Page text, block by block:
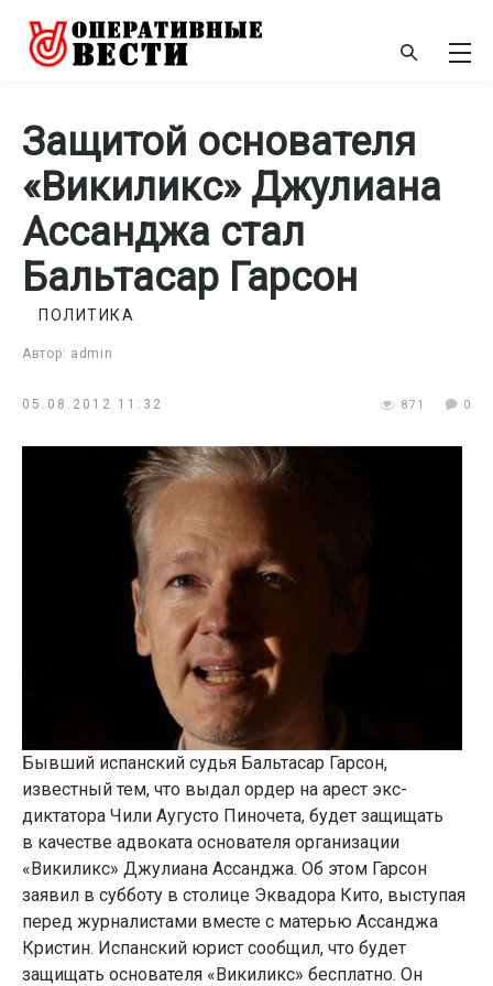
Защитой основателя
«Викиликс» Джулиана
Ассанджа стал
Бальтасар Гарсон
Автор: admin
ПОЛИТИКА
05.08.2012 11:32 871 0
Бывший испанский судья Бальтасар Гарсон,
известный тем, что выдал ордер на арест экс-
диктатора Чили Аугусто Пиночета, будет защищать
в качестве адвоката основателя организации
«Викиликс» Джулиана Ассанджа. Об этом Гарсон
заявил в субботу в столице Эквадора Кито, выступая
перед журналистами вместе с матерью Ассанджа
Кристин. Испанский юрист сообщил, что будет
защищать основателя «Викиликс» бесплатно. Он